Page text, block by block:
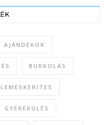
AJÁNDÉKOK
BURKOLÁS
GYEREKÜLÉS